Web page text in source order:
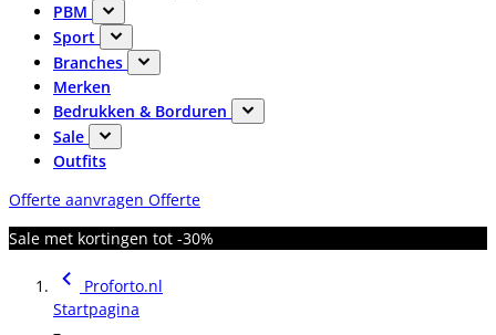
PBM
Sport
Branches
Merken
Bedrukken & Borduren
Sale
Outfits
Offerte aanvragen Offerte
Sale met kortingen tot -30%
Proforto.nl
Startpagina